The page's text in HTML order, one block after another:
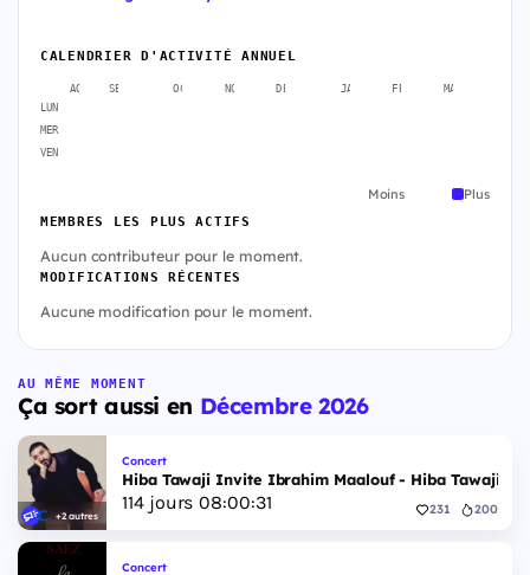
CALENDRIER D'ACTIVITÉ ANNUEL
AOÛT SEPT. OCT. NOV. DÉC. JANV. FÉVR. MARS
LUN
MER
VEN
Moins Plus
MEMBRES LES PLUS ACTIFS
Aucun contributeur pour le moment.
MODIFICATIONS RÉCENTES
Aucune modification pour le moment.
AU MÊME MOMENT
Ça sort aussi en Décembre 2026
+2 autres
Concert
Hiba Tawaji Invite Ibrahim Maalouf - Hiba Tawaji &
114jours 08:00:30 231 200
Concert